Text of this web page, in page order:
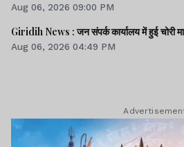
Aug 06, 2026 09:00 PM
Giridih News : जन संपर्क कार्यालय में हुई चोरी
Aug 06, 2026 04:49 PM